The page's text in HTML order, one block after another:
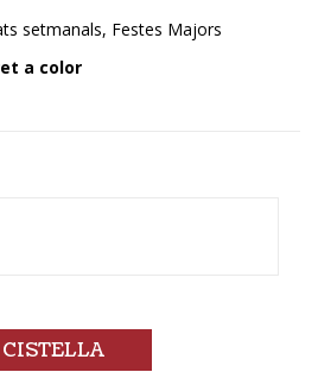
setmanals, Festes Majors
a color